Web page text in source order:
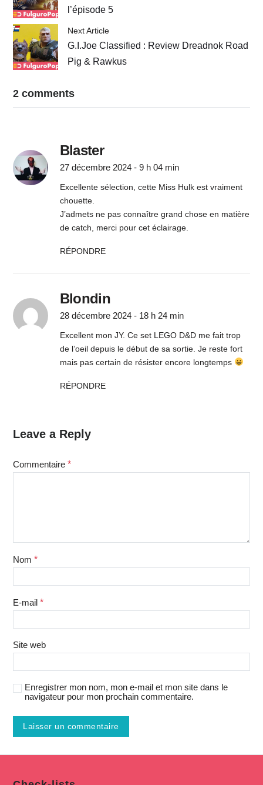
l’épisode 5
Next Article
G.I.Joe Classified : Review Dreadnok Road
Pig & Rawkus
2 comments
Blaster
27 décembre 2024 - 9 h 04 min
Excellente sélection, cette Miss Hulk est vraiment
chouette.
J’admets ne pas connaître grand chose en matière
de catch, merci pour cet éclairage.
RÉPONDRE
Blondin
28 décembre 2024 - 18 h 24 min
Excellent mon JY. Ce set LEGO D&D me fait trop
de l’oeil depuis le début de sa sortie. Je reste fort
mais pas certain de résister encore longtemps
RÉPONDRE
Leave a Reply
Commentaire *
Nom *
E-mail *
Site web
Enregistrer mon nom, mon e-mail et mon site dans le
navigateur pour mon prochain commentaire.